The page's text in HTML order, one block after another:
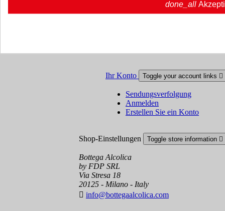
Ihr Konto Toggle your account links 
Sendungsverfolgung
Anmelden
Erstellen Sie ein Konto
Shop-Einstellungen Toggle store information 
Bottega Alcolica
by FDP SRL
Via Stresa 18
20125 - Milano - Italy
 info@bottegaalcolica.com
done_all